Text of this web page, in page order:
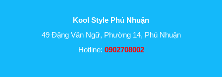
Kool Style Phú Nhuận
49 Đặng Văn Ngữ, Phường 14, Phú Nhuận
Hotline: 0902708002